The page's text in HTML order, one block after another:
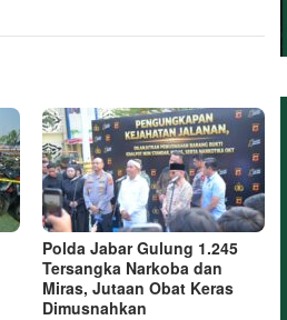
Polda Jabar Gulung 1.245
Tersangka Narkoba dan
Miras, Jutaan Obat Keras
Dimusnahkan